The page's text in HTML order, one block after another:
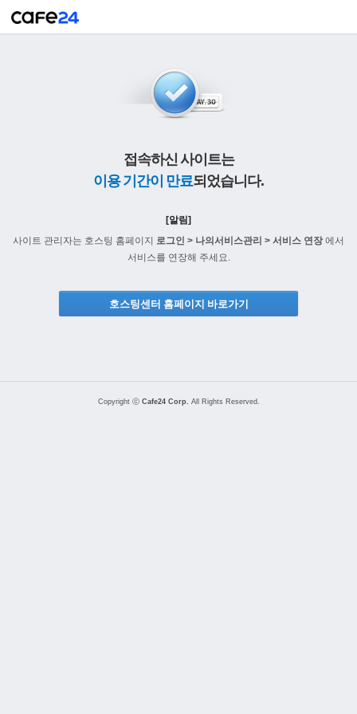
접속하신 사이트는
이용 기간이 만료되었습니다.
[알림]
사이트 관리자는 호스팅 홈페이지 로그인 > 나의서비스관리 > 서비스 연장에서
서비스를 연장해 주세요.
호스팅센터 홈페이지 바로가기
Copyright ⓒ Cafe24 Corp. All Rights Reserved.